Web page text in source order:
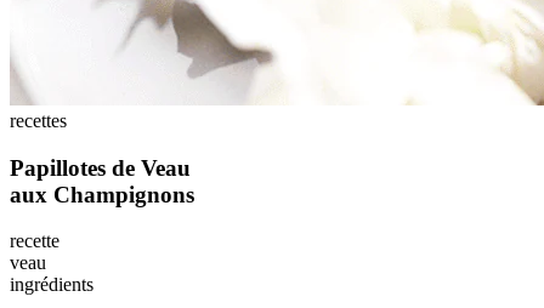
recettes
Papillotes de Veau
aux Champignons
recette
veau
ingrédients